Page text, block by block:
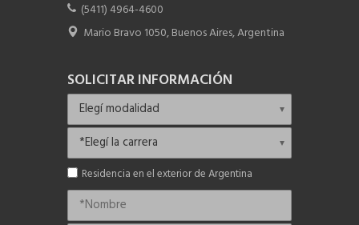
(5411) 4964-4600
Mario Bravo 1050, Buenos Aires, Argentina
SOLICITAR INFORMACIÓN
Residencia en el exterior de Argentina